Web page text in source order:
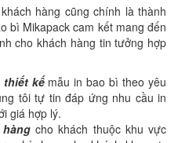
hàng cũng chính là thành
bì Mikapack cam kết mang đến
cho khách hàng tin tưởng hợp
thiết kế mẫu in bao bì theo yêu
tôi tự tin đáp ứng nhu cầu in
giá hợp lý.
cho khách thuộc khu vực